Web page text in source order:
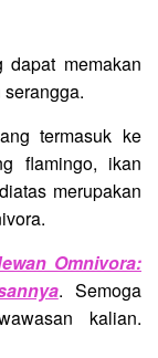
dapat memakan
termasuk ke
flamingo, ikan
merupakan
Omnivora:
. Semoga
kalian.